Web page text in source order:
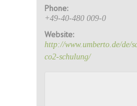
Phone:
+49-40-480 009-0
Website:
http://www.umberto.de/de/
co2-schulung/